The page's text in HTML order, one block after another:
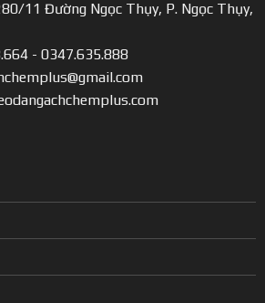
11 Đường Ngọc Thụy, P. Ngọc Thụy,
- 0347.635.888